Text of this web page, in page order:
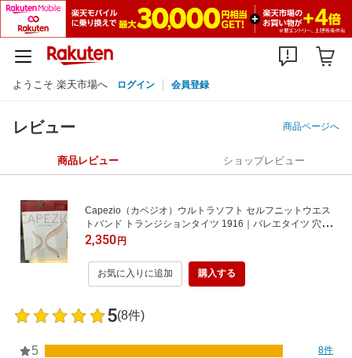
ようこそ 楽天市場へ ログイン 会員登録
レビュー 商品ページへ
商品レビュー ショップレビュー
Capezio（カペジオ）ウルトラソフト セルフニットウエス
トバンド トランジションタイツ 1916｜バレエタイツ 穴あ
き 足裏穴あき コンバーチブル マット（光沢なし） fw-pt-c-1
916 【大人バレエ ウエストに食い込まないタイツ 店長
おすすめ バレエレッスン】
2,350円
お気に入りに追加 購入する
5(8件)
5 8件